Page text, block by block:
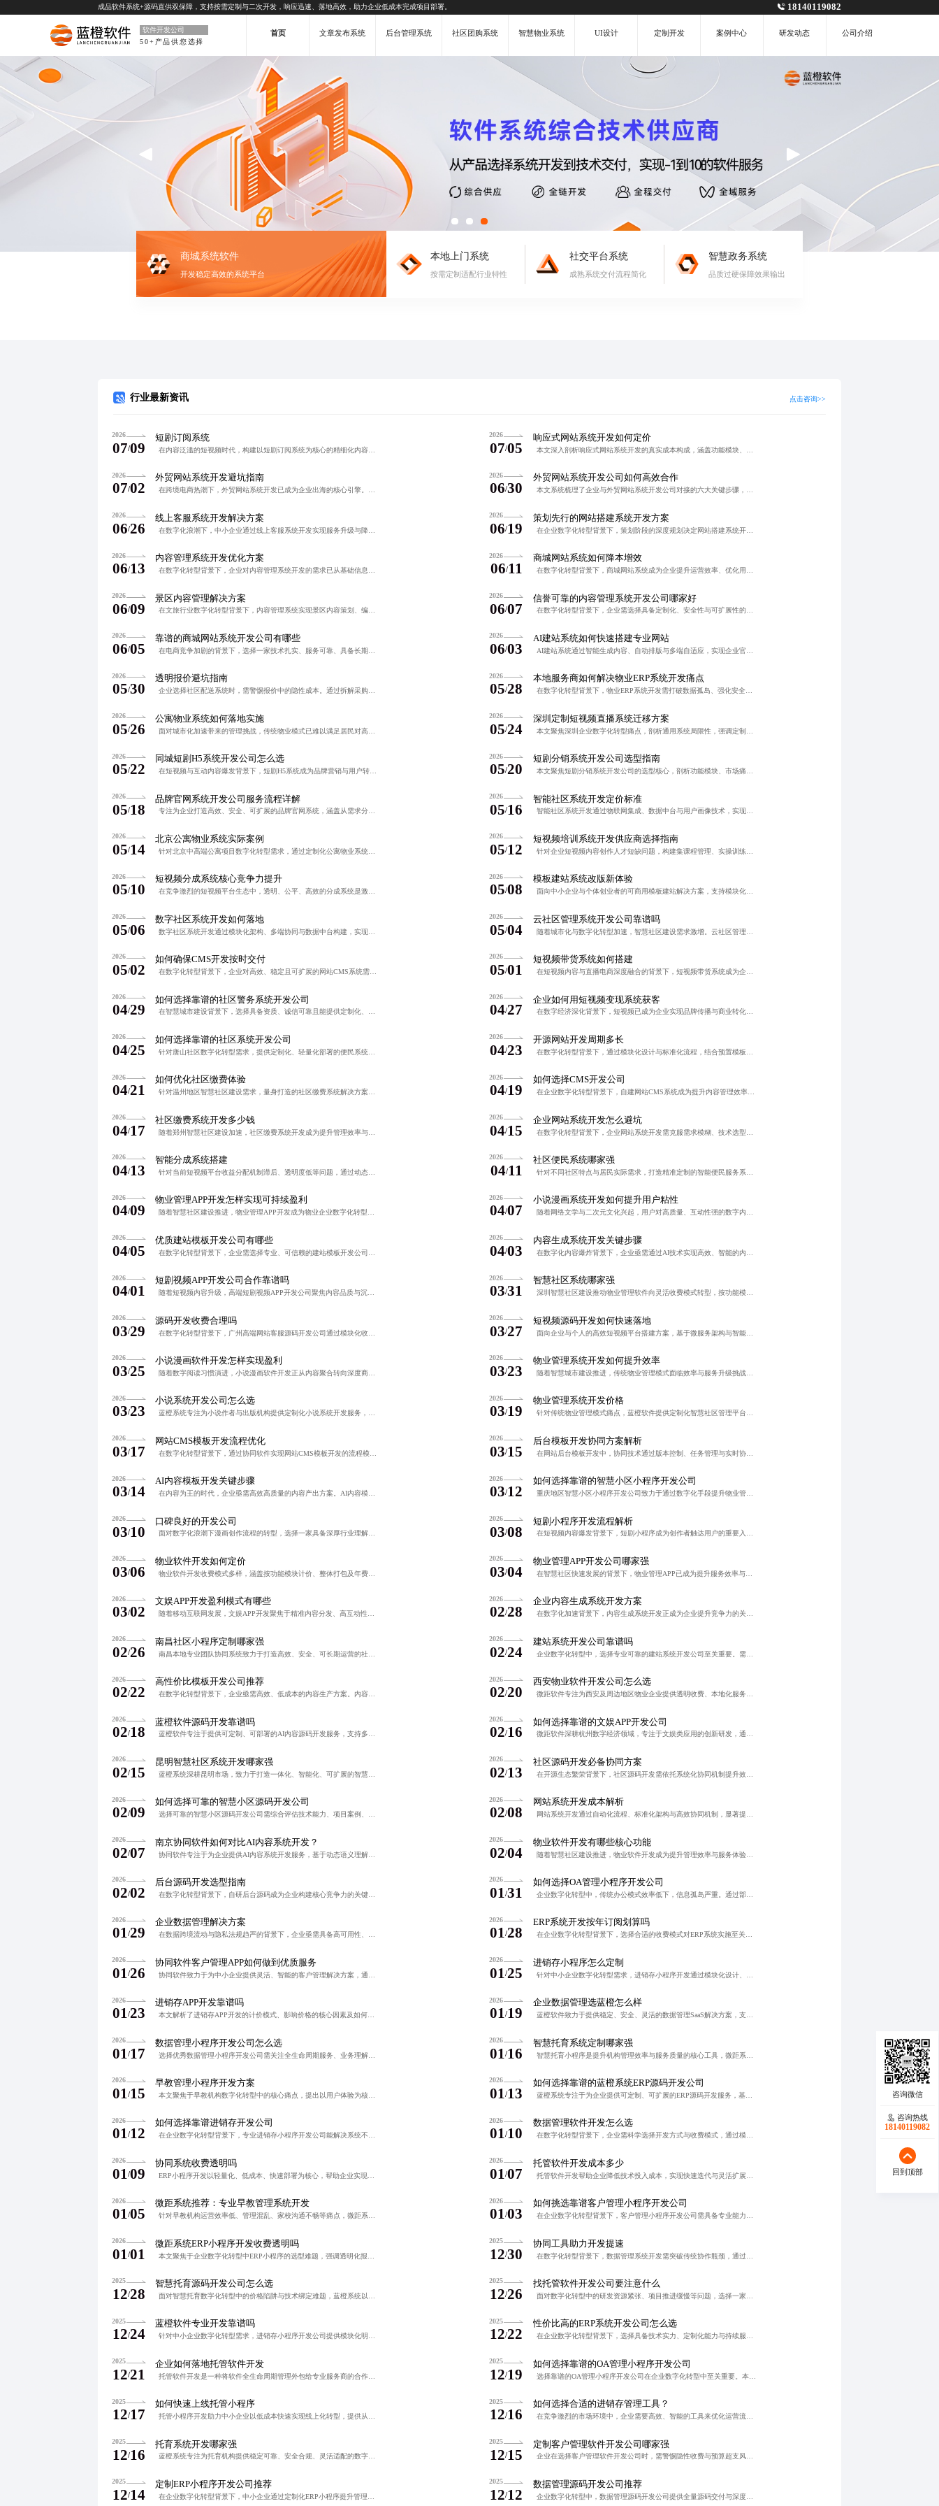
成品软件系统+源码直供双保障，支持按需定制与二次开发，响应迅速、落地高效，助力企业低成本完成项目部署。 18140119082
软件开发公司
50+产品供您选择
首页 文章发布系统 后台管理系统 社区团购系统 智慧物业系统 UI设计 定制开发 案例中心 研发动态 公司介绍
商城系统软件
开发稳定高效的系统平台
本地上门系统
按需定制适配行业特性
社交平台系统
成熟系统交付流程简化
智慧政务系统
品质过硬保障效果输出
行业最新资讯 点击咨询>>
2026
07/09
短剧订阅系统 2026
07/05
响应式网站系统开发如何定价
2026
07/02
外贸网站系统开发避坑指南
在跨境电商热潮下，外贸网站系统开发已成为企业出海的核心引擎。专业工作室能提供多语言、多币种、高性能、安全稳定的系统解决方案，助力企业提升海外转化与品牌信任度。通过智能化技术与全生命周期服务，实现高效落
2026
06/30
外贸网站系统开发公司如何高效合作
本文系统梳理了企业与外贸网站系统开发公司对接的六大关键步骤，涵盖需求明确、方案设计、开发实施、测试验收到上线维护的全流程，强调结构化沟通、可视化协作与敏捷开发模式，助力企业高效构建稳定、可扩展的国际化
2026
06/26
线上客服系统开发解决方案 2026
06/19
策划先行的网站搭建系统开发方案
在企业数字化转型背景下，策划阶段的深度规划决定网站搭建系统开发的成功与否。通过目标定位、用户画像、功能架构与交互路径设计，可有效避免开发返工与资源浪费。实践表明，系统化策划能显著缩短周期、降低预算偏差
2026
06/13
内容管理系统开发优化方案 2026
06/11
商城网站系统如何降本增效
2026
06/09
景区内容管理解决方案
在文旅行业数字化转型背景下，内容管理系统实现景区内容策划、编辑、审核、发布的全流程闭环管理，打通多平台数据链路，支持导览服务智能化、用户反馈实时收集与分析，助力景区提升运营效率与游客体验，推动智慧化、
2026
06/07
信誉可靠的内容管理系统开发公司哪家好
在数字化转型背景下，企业需选择具备定制化、安全性与可扩展性的内容管理系统开发公司，以实现品牌战略支撑与数据驱动决策。警惕低价陷阱，通过案例验证、团队资质与技术文档评估，构建可信合作框架，确保系统高效稳
2026
06/05
靠谱的商城网站系统开发公司有哪些 2026
06/03
AI建站系统如何快速搭建专业网站
2026
05/30
透明报价避坑指南
企业选择社区配送系统时，需警惕报价中的隐性成本。通过拆解采购、运维、流量分发与升级等环节的透明化明细，可有效规避低价诱单陷阱，实现降本增效。采用模块化订阅与三阶比价法，结合技术开放性评估，能显著降低综
2026
05/28
本地服务商如何解决物业ERP系统开发痛点
在数字化转型背景下，物业ERP系统开发需打破数据孤岛、强化安全机制、深度融合业务流程，并依托本地化服务实现高效运维。系统应支持全链路闭环管理与智能预警，助力企业从传统管理向智慧社区生态升级。
2026
05/26
公寓物业系统如何落地实施 2026
05/24
深圳定制短视频直播系统迁移方案
2026
05/22
同城短剧H5系统开发公司怎么选 2026
05/20
短剧分销系统开发公司选型指南
2026
05/18
品牌官网系统开发公司服务流程详解
专注为企业打造高效、安全、可扩展的品牌官网系统，涵盖从需求分析到运维的全流程定制服务，支持高并发、智能化运营与数据驱动优化，助力品牌数字化转型与商业价值提升。
2026
05/16
智能社区系统开发定价标准
智能社区系统开发通过物联网集成、数据中台与用户画像技术，实现从安防管理到便民服务的全链条智能化升级，提升管理效率与居民满意度。融合SaaS化与定制化模式，构建可复制、可持续的智慧社区生态，助力城市治理
2026
05/14
北京公寓物业系统实际案例 2026
05/12
短视频培训系统开发供应商选择指南
2026
05/10
短视频分成系统核心竞争力提升
在竞争激烈的短视频平台生态中，透明、公平、高效的分成系统是激发创作者积极性的关键。通过引入审计机制、优化申诉流程、动态调整激励政策，实现收益可解释、规则可信赖，推动内容质量提升与平台可持续发展。
2026
05/08
模板建站系统改版新体验
面向中小企业与个体创业者的可商用模板建站解决方案，支持模块化设计、SEO优化与内容共创，实现高效、合规、可扩展的数字基建搭建，助力品牌快速上线与业务转化。
2026
05/06
数字社区系统开发如何落地 2026
05/04
云社区管理系统开发公司靠谱吗
2026
05/02
如何确保CMS开发按时交付 2026
05/01
短视频带货系统如何搭建
在短视频内容与直播电商深度融合的背景下，短视频带货系统成为企业实现用户触达与转化的核心引擎。通过构建全周期服务支持体系，涵盖智能客服、供应链可视化与达人分级管理，有效解决售后响应慢、信任度低等痛点，提
2026
04/29
如何选择靠谱的社区警务系统开发公司
在智慧城市建设背景下，选择具备资质、诚信可靠且能提供定制化、全周期服务的社区警务系统开发公司至关重要。需重点评估其技术实力、项目案例、合同规范性及系统兼容性，确保系统稳定运行与长期可用。通过科学评估机
2026
04/27
企业如何用短视频变现系统获客
在数字经济深化背景下，短视频已成为企业实现品牌传播与商业转化的关键渠道。通过定制化短视频变现系统，企业可实现账号定位、内容策划、精准投放与数据追踪的一体化运营，有效解决内容同质化、流量获取难、转化率低
2026
04/25
如何选择靠谱的社区系统开发公司 2026
04/23
开源网站开发周期多长
2026
04/21
如何优化社区缴费体验 2026
04/19
如何选择CMS开发公司
在企业数字化转型背景下，自建网站CMS系统成为提升内容管理效率与品牌独立性的关键。该系统支持多角色协作、工作流审批、多媒体管理及版本控制，适用于企业官网、电商平台、教育机构等场景。通过定制化开发，实现
2026
04/17
社区缴费系统开发多少钱 2026
04/15
企业网站系统开发怎么避坑
2026
04/13
智能分成系统搭建 2026
04/11
社区便民系统哪家强
2026
04/09
物业管理APP开发怎样实现可持续盈利
随着智慧社区建设推进，物业管理APP开发成为物业企业数字化转型的关键。文章强调收费模式需科学透明，推荐按功能模块订阅、按小区数量计费及基础免费+增值服务等多样化策略，注重用户掌控感与价值可见性，构建物
2026
04/07
小说漫画系统开发如何提升用户粘性
随着网络文学与二次元文化兴起，用户对高质量、互动性强的数字内容平台需求增长。小说漫画系统开发通过模块化架构、多端同步与版权保护技术，实现内容高效分发与商业变现，助力平台提升用户粘性与运营效率，推动IP
2026
04/05
优质建站模板开发公司有哪些 2026
04/03
内容生成系统开发关键步骤
2026
04/01
短剧视频APP开发公司合作靠谱吗 2026
03/31
智慧社区系统哪家强
深圳智慧社区建设推动物业管理软件向灵活收费模式转型，按功能模块订阅、按服务人数阶梯计费及免费试用+增值服务等创新模式日益普及，助力中小物业实现降本增效。优秀开发商注重客户实际需求，提供轻量化、可扩展的
2026
03/29
源码开发收费合理吗 2026
03/27
短视频源码开发如何快速落地
面向企业与个人的高效短视频平台搭建方案，基于微服务架构与智能分发引擎，支持快速部署与定制化扩展，实现内容创作、分发与变现一体化闭环。
2026
03/25
小说漫画软件开发怎样实现盈利 2026
03/23
物业管理系统开发如何提升效率
随着智慧城市建设推进，传统物业管理模式面临效率与服务升级挑战。通过构建集报修、缴费、门禁、信息发布于一体的数字化平台，实现管理智能化、响应高效化。系统注重数据集成与权限管理，支持移动端轻量化访问，提升
2026
03/23
小说系统开发公司怎么选
蓝橙系统专注为小说作者与出版机构提供定制化小说系统开发服务，涵盖架构设计、功能开发、多端部署及运维支持，聚焦章节管理、版权保护、读者互动等核心场景，实现高效创作与安全分发。系统采用低代码配置、透明定价
2026
03/19
物业管理系统开发价格
针对传统物业管理模式痛点，蓝橙软件提供定制化智慧社区管理平台，涵盖报修、缴费、安防联动及数据可视化功能，支持多端协同与模块化扩展，显著提升管理效率与业主满意度。
2026
03/17
网站CMS模板开发流程优化 2026
03/15
后台模板开发协同方案解析
在网站后台模板开发中，协同技术通过版本控制、任务管理与实时协作工具的整合，显著提升团队效率与代码质量。该体系实现需求到部署的全链路透明化管理，降低返工风险，缩短开发周期23%，缺陷率下降40%。适用于
2026
03/14
AI内容模板开发关键步骤 2026
03/12
如何选择靠谱的智慧小区小程序开发公司
重庆地区智慧小区小程序开发公司致力于通过数字化手段提升物业管理效率与居民生活品质，提供门禁管理、物业缴费、报修服务等一站式解决方案。针对当前行业收费不透明问题，倡导分层报价体系，确保功能清晰、无隐性费
2026
03/10
口碑良好的开发公司
面对数字化浪潮下漫画创作流程的转型，选择一家具备深厚行业理解与技术实力的漫画系统开发公司至关重要。该类公司需提供可定制、高稳定、支持多角色协同的全流程解决方案，助力团队实现高效协作与内容生产标准化。
2026
03/08
短剧小程序开发流程解析
在短视频内容爆发背景下，短剧小程序成为创作者触达用户的重要入口。面对多角色、跨地域协作难题，协同软件重构开发工作流，实现任务追踪、版本控制与流程标准化，提升项目效率与交付质量。未来，高效协同将成为内容
2026
03/06
物业软件开发如何定价 2026
03/04
物业管理APP开发公司哪家强
在智慧社区快速发展的背景下，物业管理APP已成为提升服务效率与业主体验的核心工具。优质开发公司应具备技术实力、真实案例、完善售后及系统可扩展性，避免隐藏成本与虚假承诺。建议通过清晰需求梳理、透明报价、
2026
03/02
文娱APP开发盈利模式有哪些
随着移动互联网发展，文娱APP开发聚焦于精准内容分发、高互动性设计与多元盈利模式，通过个性化推荐、用户参与机制和复合变现路径，构建高粘性生态，实现商业闭环。未来将融合AI与沉浸式技术，持续提升用户体验
2026
02/28
企业内容生成系统开发方案
在数字化加速背景下，内容生成系统开发正成为企业提升竞争力的关键。微距软件依托AI技术，实现从模板化生成到智能决策的跃迁，支持多模态内容自动生成与业务流程深度集成，显著提升效率、降低人力成本，并通过人机
2026
02/26
南昌社区小程序定制哪家强 2026
02/24
建站系统开发公司靠谱吗
企业数字化转型中，选择专业可靠的建站系统开发公司至关重要。需关注真实案例、透明报价与全周期服务，确保网站安全稳定、易于维护且具备扩展性。通过合理规划与敏捷开发，6个月内完成高效建站，为后续数字化升级奠
2026
02/22
高性价比模板开发公司推荐 2026
02/20
西安物业软件开发公司怎么选
微距软件专注为西安及周边地区物业企业提供透明收费、本地化服务的物业管理软件开发服务，支持老旧社区管理与多业态协同，以可预期成本、可落地应用和可持续迭代为核心，助力物业企业实现降本增效与智慧升级。
2026
02/18
蓝橙软件源码开发靠谱吗
蓝橙软件专注于提供可定制、可部署的AI内容源码开发服务，支持多模态内容生成与本地化安全部署，助力企业实现内容生产智能化升级。依托合肥区域技术优势，构建模块化架构，保障数据主权与系统可控性，推动AI内容
2026
02/16
如何选择靠谱的文娱APP开发公司
微距软件深耕杭州数字经济领域，专注于文娱类应用的创新研发，通过订阅制、Freemium模式及数据驱动的设计优化，打造高粘性、可持续变现的数字产品。公司以用户为中心，提供从原型设计到运维的一站式服务，助
2026
02/15
昆明智慧社区系统开发哪家强 2026
02/13
社区源码开发必备协同方案
在开源生态繁荣背景下，社区源码开发需依托系统化协同机制提升效率与质量。通过标准化流程、代码审查、自动化工具链及可视化管理，构建可持续协作生态，推动项目高效迭代。结合AI辅助评审与贡献溯源等创新探索，实
2026
02/09
如何选择可靠的智慧小区源码开发公司
选择可靠的智慧小区源码开发公司需综合评估技术能力、项目案例、售后服务与合同规范性，避免低价陷阱与黑盒交付。真正值得信赖的公司应提供完整源码、可运行Demo、真实案例及长期支持，确保系统稳定、可扩展、易
2026
02/08
网站系统开发成本解析
网站系统开发通过自动化流程、标准化架构与高效协同机制，显著提升企业运营效率，降低长期运维成本，打破信息孤岛，助力企业实现数字化转型中的敏捷化、可持续发展。
2026
02/07
南京协同软件如何对比AI内容系统开发？ 2026
02/04
物业软件开发有哪些核心功能
随着智慧社区建设推进，物业软件开发成为提升管理效率与服务体验的关键。通过需求调研、原型设计、模块化开发、全面测试及持续运维，实现从人工管理向智能化转型。系统涵盖报修、巡检、财务等核心功能，支持多场景定
2026
02/02
后台源码开发选型指南 2026
01/31
如何选择OA管理小程序开发公司
企业数字化转型中，传统办公模式效率低下，信息孤岛严重。通过部署集成审批、考勤、项目协作等功能的OA管理小程序，实现流程标准化与可视化，提升协同效率，降低管理成本。系统支持多端适配与数据安全，助力企业构
2026
01/29
企业数据管理解决方案
在数据跨境流动与隐私法规趋严的背景下，企业亟需具备高可用性、强加密、实时审计与快速恢复能力的数据管理解决方案。协同软件以可靠性为核心，通过微服务架构、智能监控与全周期服务，实现数据全生命周期可控，助力
2026
01/28
ERP系统开发按年订阅划算吗
在企业数字化转型背景下，选择合适的收费模式对ERP系统实施至关重要。分阶段交付与阶梯式收费能有效控制成本、提升灵活性，助力企业随业务发展持续进化。合理规划投入与扩展路径，使系统真正成为支撑战略落地的核
2026
01/26
协同软件客户管理APP如何做到优质服务 2026
01/25
进销存小程序怎么定制
2026
01/23
进销存APP开发靠谱吗 2026
01/19
企业数据管理选蓝橙怎么样
2026
01 /17
数据管理小程序开发公司怎么选 2026
01/16
智慧托育系统定制哪家强
2026
01/15
早教管理小程序开发方案 2026
01/13
如何选择靠谱的蓝橙系统ERP源码开发公司
蓝橙系统专注于为企业提供可定制、可扩展的ERP源码开发服务，基于模块化微服务架构，实现系统灵活部署与高效运维，助力企业数字化转型，提升管理效率与决策能力。
2026
01/12
如何选择靠谱进销存开发公司
在企业数字化转型背景下，专业进销存小程序开发公司能解决系统不兼容、数据孤岛、维护困难等痛点，通过定制化设计与全链路集成，实现采购、仓储、销售、财务一体化管理，助力中小企业降本增效。微距系统以实战经验与
2026
01/10
数据管理软件开发怎么选
在数字化转型背景下，企业需科学选择开发方式与收费模式，通过模块化演进与订阅制实现数据系统的可持续建设，将数据转化为核心资产。
2026
01 /09
协同系统收费透明吗 2026
01/07
托管软件开发成本多少
2026
01/05
微距系统推荐：专业早教管理系统开发 2026
01/03
如何挑选靠谱客户管理小程序开发公司
2026
01 /01
微距系统ERP小程序开发收费透明吗 2025
12/30
协同工具助力开发提速
2025
12/28
智慧托育源码开发公司怎么选 2025
12/26
找托管软件开发公司要注意什么
面对数字化转型中的研发资源紧张、项目推进缓慢等问题，选择一家技术匹配、流程透明、收费明确且具备长期合作潜力的托管软件开发公司至关重要。协同系统凭借成熟项目管理与全周期服务，助力企业高效实现系统定制、开
2025
12/24
蓝橙软件专业开发靠谱吗
针对中小企业数字化转型需求，进销存小程序开发公司提供模块化明码标价与免费需求评估服务，通过分阶段开发和需求冻结机制实现成本可控、交付透明。系统涵盖商品管理、库存预警、订单跟踪等核心功能，助力企业提升运
2025
12/22
性价比高的ERP系统开发公司怎么选
在企业数字化转型背景下，选择具备技术实力、定制化能力与持续服务支持的ERP系统开发公司至关重要。真正高性价比的方案需兼顾系统稳定性、可扩展性与业务适配性，避免陷入低价陷阱。通过深度需求调研、敏捷开发与
2025
12/21
企业如何落地托管软件开发 2025
12/19
如何选择靠谱的OA管理小程序开发公司
选择靠谱的OA管理小程序开发公司在企业数字化转型中至关重要。本文提供了一套详细的筛选方法，帮助企业避开低价陷阱和功能堆砌现象，评估技术实力和服务质量，确保项目成功交付与长期合作。推荐优先考虑专注于此领
2025
12/17
如何快速上线托管小程序 2025
12/16
如何选择合适的进销存管理工具？
2025
12/16
托育系统开发哪家强
蓝橙系统专注为托育机构提供稳定可靠、安全合规、灵活适配的数字化管理解决方案，凭借系统稳定性、数据安全性与深度定制能力赢得广泛口碑。服务覆盖数百家园所，复购率超70%，实现运营效率提升30%以上，家长满
2025
12/15
定制客户管理软件开发公司哪家强
企业在选择客户管理软件开发公司时，需警惕隐性收费与预算超支风险。应关注报价透明度、合同服务边界及分阶段付款机制，优先选择具备真实案例与规范流程的合作伙伴。合理收费模式可降低15%-30%总支出，提升项
2025
12/14
定制ERP小程序开发公司推荐 2025
12/12
数据管理源码开发公司推荐
企业数字化转型中，数据管理源码开发公司提供全量源码交付与深度定制能力，实现数据自主可控、系统可维护、长期可扩展。通过透明化架构与模块化设计，破解数据孤岛与运维困局，助力企业构建可信、可持续的数据治理体
咨询热线
18140119082
回到顶部